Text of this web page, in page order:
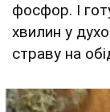
фосфор. І
хвилин у
страву на